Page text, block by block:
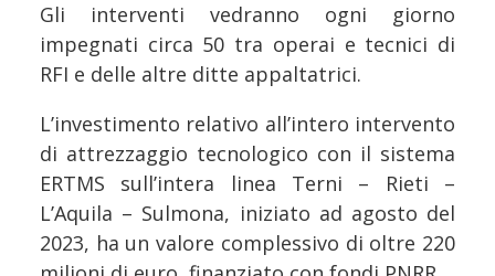
Gli interventi vedranno ogni giorno
impegnati circa 50 tra operai e tecnici di
RFI e delle altre ditte appaltatrici.
L’investimento relativo all’intero intervento
di attrezzaggio tecnologico con il sistema
ERTMS sull’intera linea Terni – Rieti –
L’Aquila – Sulmona, iniziato ad agosto del
2023, ha un valore complessivo di oltre 220